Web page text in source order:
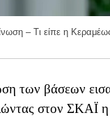
– Τι είπε η
των βάσεων
στον ΣΚΑΪ η